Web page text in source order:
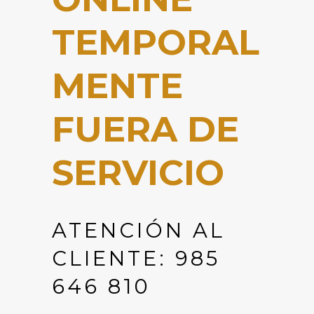
TEMPORAL
MENTE
FUERA DE
SERVICIO
ATENCIÓN AL
CLIENTE: 985
646 810